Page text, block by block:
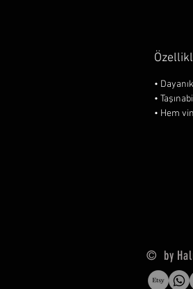
•
•
• Hem
© by